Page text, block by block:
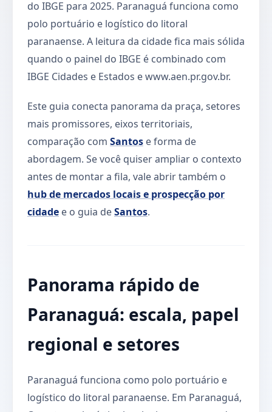
do IBGE para 2025. Paranaguá funciona como
polo portuário e logístico do litoral
paranaense. A leitura da cidade fica mais sólida
quando o painel do IBGE é combinado com
IBGE Cidades e Estados e www.aen.pr.gov.br.
Este guia conecta panorama da praça, setores
mais promissores, eixos territoriais,
comparação com Santos e forma de
abordagem. Se você quiser ampliar o contexto
antes de montar a fila, vale abrir também o
hub de mercados locais e prospecção por
cidade e o guia deSantos.
Panorama rápido de
Paranaguá: escala, papel
regional e setores
Paranaguá funciona como polo portuário e
logístico do litoral paranaense. Em Paranaguá,